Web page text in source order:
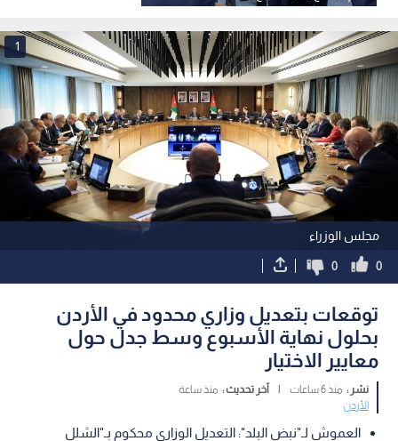
مجلس الوزراء
1
0
0
توقعات بتعديل وزاري محدود في الأردن
بحلول نهاية الأسبوع وسط جدل حول
معايير الاختيار
نشر : منذ 6 ساعات آخر تحديث : منذ ساعة
الأردن
العموش لـ"نبض البلد": التعديل الوزاري محكوم بـ"الشلل